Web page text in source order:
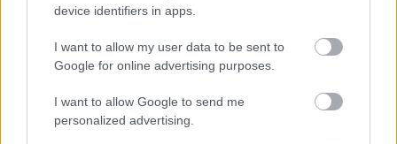
device identifiers in apps.
I want to allow my user data to be sent to
Google for online advertising purposes.
I want to allow Google to send me
personalized advertising.
DTM / 2019. OKT. 6.
Jamie Green és az Audi együtt
folytatja, Kubica nincs a radaron
Az Audi Motorsport főnöke, Dieter Gass megerősítette, hogy a